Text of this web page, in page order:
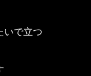
いで立つ